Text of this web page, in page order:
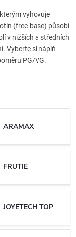
vyhovuje
(free-base) působí
v nižších a středních
Vyberte si náplň
PG/VG.
ARAMAX
FRUTIE
JOYETECH TOP